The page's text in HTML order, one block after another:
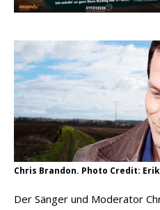
Kacey
Carly Pearce
Vergleich mit
Chris Brandon. Photo Credit:
Der Sänger und Moderator